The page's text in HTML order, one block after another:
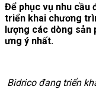
Để phục vụ nhu cầu
triển khai chương
lượng các dòng sản
ưng ý nhất.
Bidrico đang triển